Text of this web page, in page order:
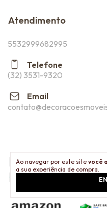
Ao navegar por este site você
a sua experiência de compra.
Atendimento
5532999682995
Telefone
(32) 3531-9320
Email